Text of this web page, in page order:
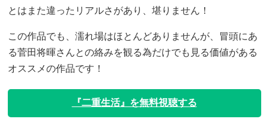
とはまた違ったリアルさがあり、堪りません！
この作品でも、濡れ場はほとんどありませんが、冒頭にあ
る菅田将暉さんとの絡みを観る為だけでも見る価値がある
オススメの作品です！
『二重生活』を無料視聴する